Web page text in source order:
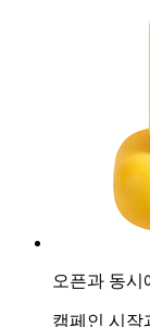
오픈과 동시
캠페인 시작